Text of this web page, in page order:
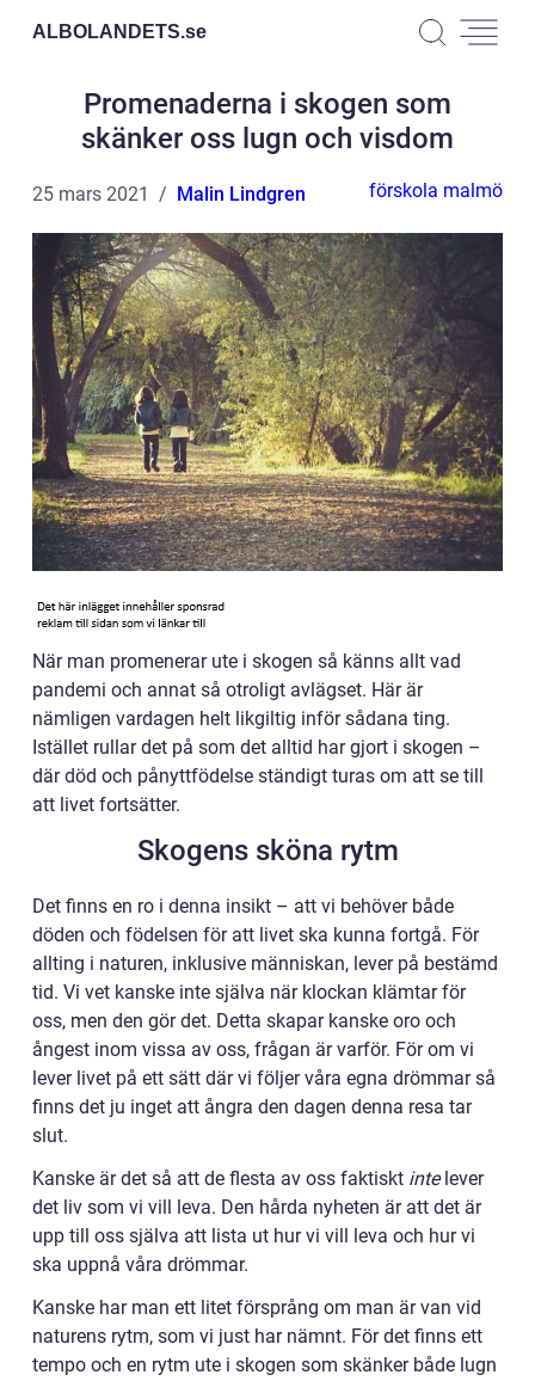
ALBOLANDETS.se
Promenaderna i skogen som
skänker oss lugn och visdom
25 mars 2021 Malin Lindgren förskola malmö
När man promenerar ute i skogen så känns allt vad
pandemi och annat så otroligt avlägset. Här är
nämligen vardagen helt likgiltig inför sådana ting.
Istället rullar det på som det alltid har gjort i skogen –
där död och pånyttfödelse ständigt turas om att se till
att livet fortsätter.
Skogens sköna rytm
Det finns en ro i denna insikt – att vi behöver både
döden och födelsen för att livet ska kunna fortgå. För
allting i naturen, inklusive människan, lever på bestämd
tid. Vi vet kanske inte själva när klockan klämtar för
oss, men den gör det. Detta skapar kanske oro och
ångest inom vissa av oss, frågan är varför. För om vi
lever livet på ett sätt där vi följer våra egna drömmar så
finns det ju inget att ångra den dagen denna resa tar
slut.
Kanske är det så att de flesta av oss faktiskt intelever
det liv som vi vill leva. Den hårda nyheten är att det är
upp till oss själva att lista ut hur vi vill leva och hur vi
ska uppnå våra drömmar.
Kanske har man ett litet försprång om man är van vid
naturens rytm, som vi just har nämnt. För det finns ett
tempo och en rytm ute i skogen som skänker både lugn